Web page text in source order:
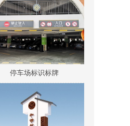
停车场标识标牌